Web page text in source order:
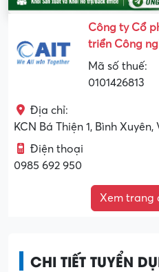
Công ty Cổ
triển Công
Mã số thuế:
0101426813
Địa chỉ:
KCN Bá Thiện 1, Bình Xuyên,
Điện thoại
0985 692 950
Xem trang
CHI TIẾT TUYỂN